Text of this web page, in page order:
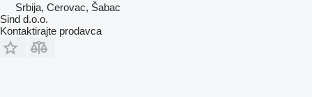
Srbija, Cerovac, Šabac
Sind d.o.o.
Kontaktirajte prodavca